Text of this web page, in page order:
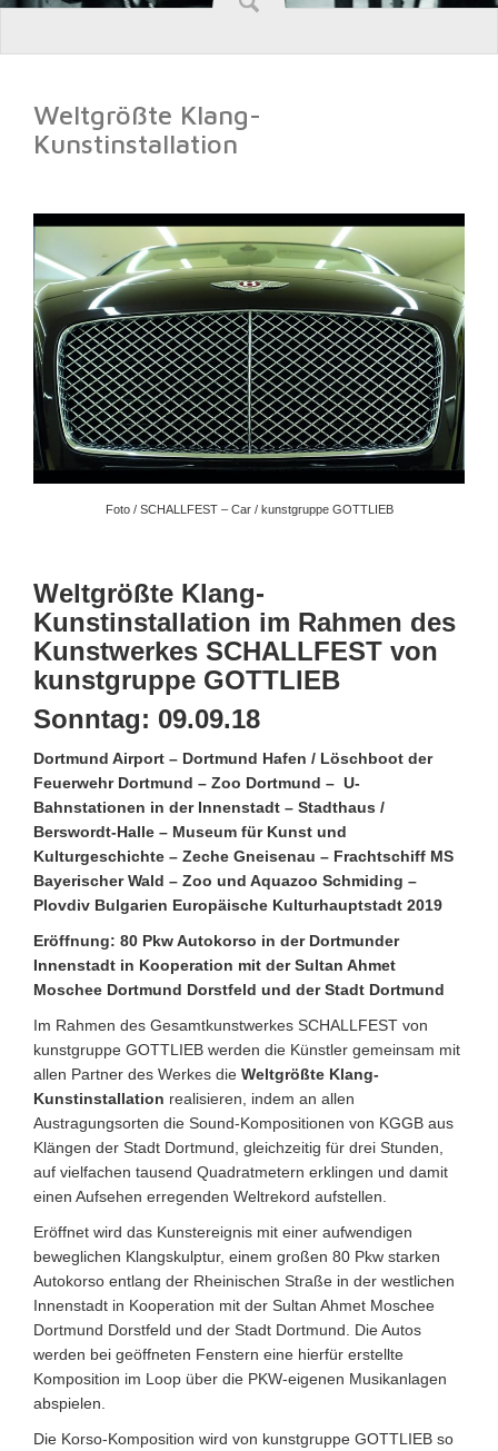
Weltgrößte Klang-
Kunstinstallation
Foto / SCHALLFEST – Car / kunstgruppe GOTTLIEB
Weltgrößte Klang-
Kunstinstallation im Rahmen des
Kunstwerkes SCHALLFEST von
kunstgruppe GOTTLIEB
Sonntag: 09.09.18
Dortmund Airport – Dortmund Hafen / Löschboot der
Feuerwehr Dortmund – Zoo Dortmund – U-
Bahnstationen in der Innenstadt – Stadthaus /
Berswordt-Halle – Museum für Kunst und
Kulturgeschichte – Zeche Gneisenau – Frachtschiff MS
Bayerischer Wald – Zoo und Aquazoo Schmiding –
Plovdiv Bulgarien Europäische Kulturhauptstadt 2019
Eröffnung: 80 Pkw Autokorso in der Dortmunder
Innenstadt in Kooperation mit der Sultan Ahmet
Moschee Dortmund Dorstfeld und der Stadt Dortmund
Im Rahmen des Gesamtkunstwerkes SCHALLFEST von
kunstgruppe GOTTLIEB werden die Künstler gemeinsam mit
allen Partner des Werkes die Weltgrößte Klang-
Kunstinstallation realisieren, indem an allen
Austragungsorten die Sound-Kompositionen von KGGB aus
Klängen der Stadt Dortmund, gleichzeitig für drei Stunden,
auf vielfachen tausend Quadratmetern erklingen und damit
einen Aufsehen erregenden Weltrekord aufstellen.
Eröffnet wird das Kunstereignis mit einer aufwendigen
beweglichen Klangskulptur, einem großen 80 Pkw starken
Autokorso entlang der Rheinischen Straße in der westlichen
Innenstadt in Kooperation mit der Sultan Ahmet Moschee
Dortmund Dorstfeld und der Stadt Dortmund. Die Autos
werden bei geöffneten Fenstern eine hierfür erstellte
Komposition im Loop über die PKW-eigenen Musikanlagen
abspielen.
Die Korso-Komposition wird von kunstgruppe GOTTLIEB so